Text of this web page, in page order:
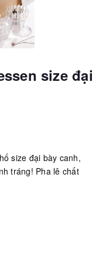
size đại
size đại bày canh,
tráng! Pha lê chất